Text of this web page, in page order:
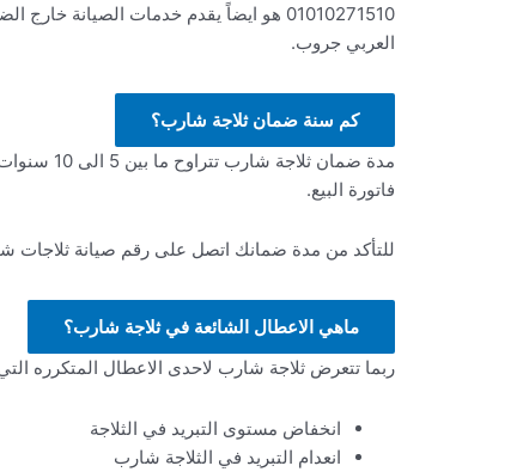
01010271510 هو ايضاً يقدم خدمات
العربي جروب.
كم سنة ضمان ثلاجة شارب؟
مدة
فاتورة البيع.
للتأكد من مدة ضمانك اتصل على رقم صيانة ثلاجات شارب 01010271510 للمساعدة في معرفة حالة
ماهي الاعطال الشائعة في ثلاجة شارب؟
ربما تتعرض ثلاجة شارب لاحدى الاعطال المتكرره
انخفاض مستوى التبريد في الثلاجة
انعدام التبريد في الثلاجة شارب